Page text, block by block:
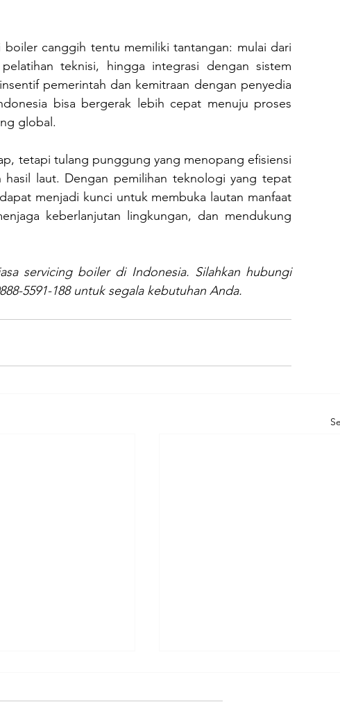
canggih tentu memiliki tantangan: mulai dari
teknisi, hingga integrasi dengan sistem
pemerintah dan kemitraan dengan penyedia
bisa bergerak lebih cepat menuju proses
global.
tetapi tulang punggung yang menopang efisiensi
laut. Dengan pemilihan teknologi yang tepat
menjadi kunci untuk membuka lautan manfaat
keberlanjutan lingkungan, dan mendukung
servicing boiler di Indonesia. Silahkan hubungi
5591-188 untuk segala kebutuhan Anda.